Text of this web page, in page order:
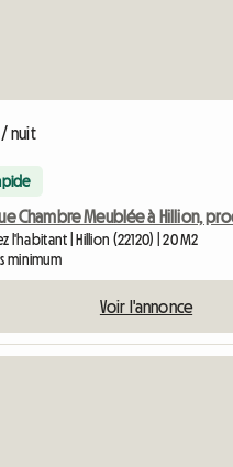
nuit
Chambre Meublée à Hillion,
l'habitant | Hillion (22120) | 20 M2
minimum
Voir l'annonce